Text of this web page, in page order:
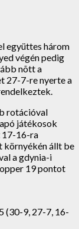
együttes három
végén pedig
nõtt a
27-7-re nyerte a
rotációval
játékosok
17-16-ra
környékén állt be
a gdynia-i
19 pontot
(30-9, 27-7, 16-